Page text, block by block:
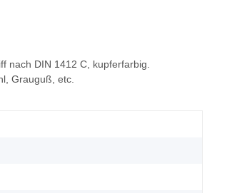
nach DIN 1412 C, kupferfarbig.
Grauguß, etc.